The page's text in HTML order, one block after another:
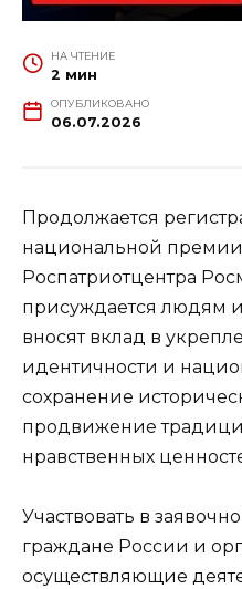
НА ЧТЕНИЕ
2 мин
ОПУБЛИКОВАНО
06.07.2026
Продолжается
национальной премии
Роспатриотцентра
присуждается людям
вносят вклад в
идентичности и
сохранение
продвижение
нравственных
Участвовать в
граждане России и
осуществляющие